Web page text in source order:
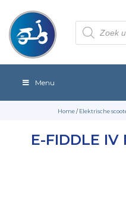
Producten
zoeken
Menu
Home/Elektrische
E-FIDDLE